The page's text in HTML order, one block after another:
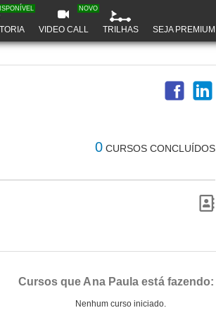
VIDEO CALL
NOVO
TRILHAS SEJA PREMIUM
0 CURSOS CONCLUÍDOS
Cursos que Ana Paula está fazendo:
Nenhum curso iniciado.